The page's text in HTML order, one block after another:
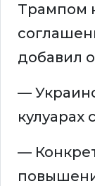
Трампом
добавил
—
—